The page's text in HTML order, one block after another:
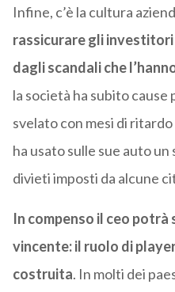
Infine, c’è la cultura
rassicurare gli
dagli scandali che
la società ha subito cause
svelato con mesi di
ha usato sulle sue auto
divieti imposti da alcune
In compenso il ceo
vincente: il ruolo di
costruita. In molti dei